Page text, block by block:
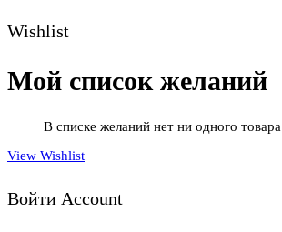
Wishlist
Мой список желаний
В списке желаний нет ни одного товара
View Wishlist
Войти Account